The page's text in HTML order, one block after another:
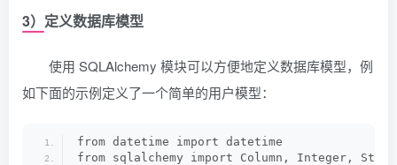
3）定义数据库模型
使用 SQLAlchemy 模块可以方便地定义数据库模型，例
如下面的示例定义了一个简单的用户模型：
from datetime import datetime
from sqlalchemy import Column, Integer,